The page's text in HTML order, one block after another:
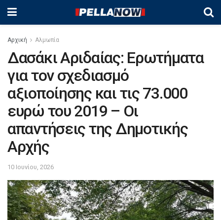
Αρχική Αλμωπία
Δασάκι Αριδαίας: Ερωτήματα
για τον σχεδιασμό
αξιοποίησης και τις 73.000
ευρώ του 2019 – Οι
απαντήσεις της Δημοτικής
Αρχής
10 Ιουνίου, 2026